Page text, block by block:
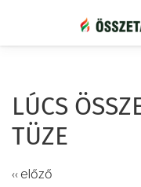
tartalomra
LÚCS
TÜZE
‹‹ előző